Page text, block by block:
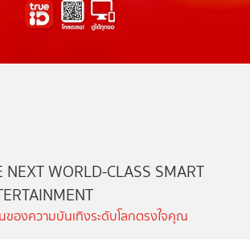
NEXT WORLD-CLASS SMART
ของความบันเทิงระดับโลกตรงใจคุณ